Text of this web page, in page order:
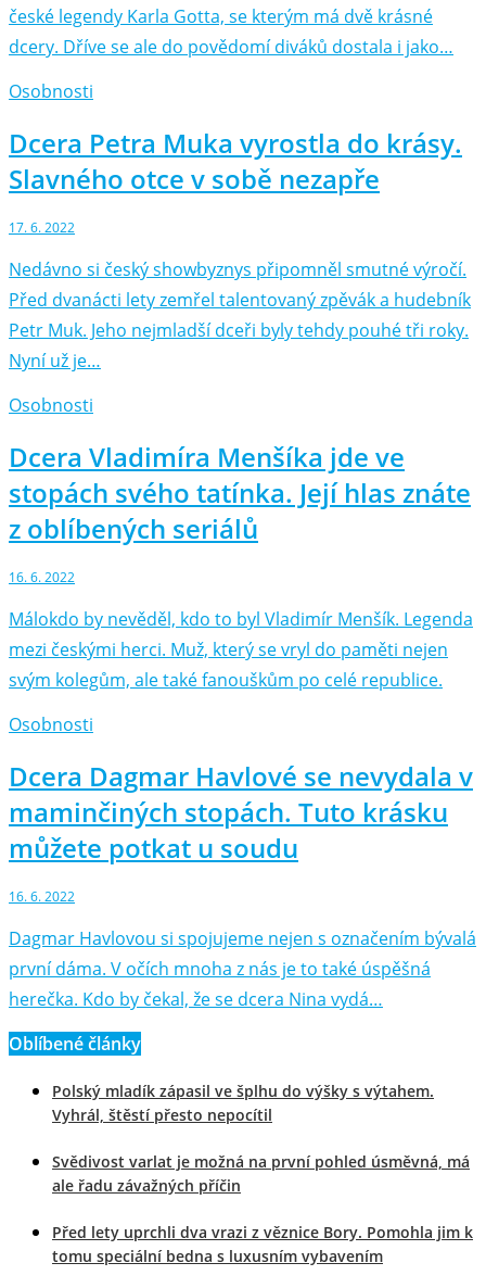
české legendy Karla Gotta, se kterým má dvě krásné
dcery. Dříve se ale do povědomí diváků dostala i jako…
Osobnosti
Dcera Petra Muka vyrostla do krásy.
Slavného otce v sobě nezapře
17. 6. 2022
Nedávno si český showbyznys připomněl smutné výročí.
Před dvanácti lety zemřel talentovaný zpěvák a hudebník
Petr Muk. Jeho nejmladší dceři byly tehdy pouhé tři roky.
Nyní už je…
Osobnosti
Dcera Vladimíra Menšíka jde ve
stopách svého tatínka. Její hlas znáte
z oblíbených seriálů
16. 6. 2022
Málokdo by nevěděl, kdo to byl Vladimír Menšík. Legenda
mezi českými herci. Muž, který se vryl do paměti nejen
svým kolegům, ale také fanouškům po celé republice.
Osobnosti
Dcera Dagmar Havlové se nevydala v
maminčiných stopách. Tuto krásku
můžete potkat u soudu
16. 6. 2022
Dagmar Havlovou si spojujeme nejen s označením bývalá
první dáma. V očích mnoha z nás je to také úspěšná
herečka. Kdo by čekal, že se dcera Nina vydá…
Oblíbené články
Polský mladík zápasil ve šplhu do výšky s výtahem.
Vyhrál, štěstí přesto nepocítil
Svědivost varlat je možná na první pohled úsměvná, má
ale řadu závažných příčin
Před lety uprchli dva vrazi z věznice Bory. Pomohla jim k
tomu speciální bedna s luxusním vybavením